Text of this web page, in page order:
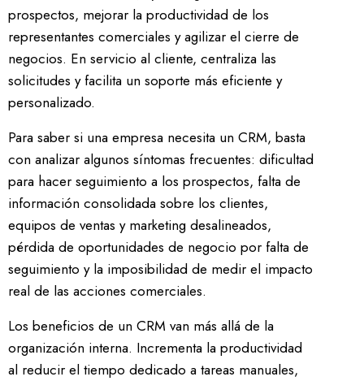
prospectos, mejorar la productividad de los
representantes comerciales y agilizar el cierre de
negocios. En servicio al cliente, centraliza las
solicitudes y facilita un soporte más eficiente y
personalizado.
Para saber si una empresa necesita un CRM, basta
con analizar algunos síntomas frecuentes: dificultad
para hacer seguimiento a los prospectos, falta de
información consolidada sobre los clientes,
equipos de ventas y marketing desalineados,
pérdida de oportunidades de negocio por falta de
seguimiento y la imposibilidad de medir el impacto
real de las acciones comerciales.
Los beneficios de un CRM van más allá de la
organización interna. Incrementa la productividad
al reducir el tiempo dedicado a tareas manuales,